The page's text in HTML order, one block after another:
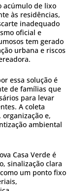
acúmulo de lixo
às residências,
inadequado
oficial e
tem gerado
urbana e riscos
essa solução é
de famílias que
para levar
A coleta
e,
ambiental
Casa Verde é
sinalização clara
um ponto fixo